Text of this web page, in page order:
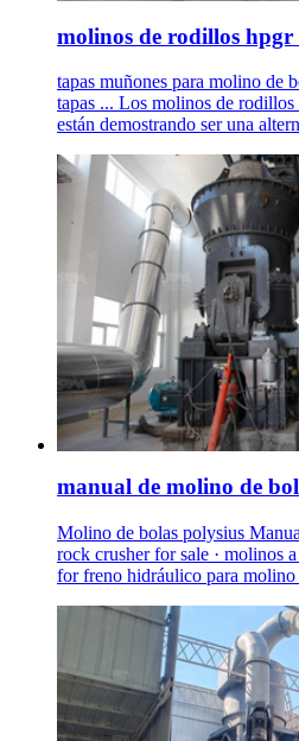
molinos de rodillos
tapas muñones para molino de
tapas ... Los molinos de rodillos
están demostrando ser una
manual de molino de
Molino de bolas polysius
rock crusher for sale · molinos
for freno hidráulico para molino